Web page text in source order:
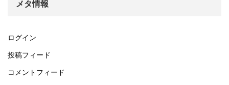
メタ情報
ログイン
投稿フィード
コメントフィード